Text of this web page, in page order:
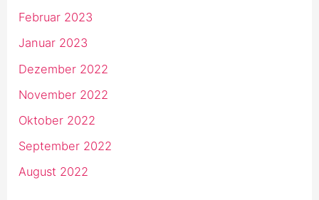
Februar 2023
Januar 2023
Dezember 2022
November 2022
Oktober 2022
September 2022
August 2022